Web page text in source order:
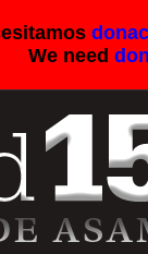
We need